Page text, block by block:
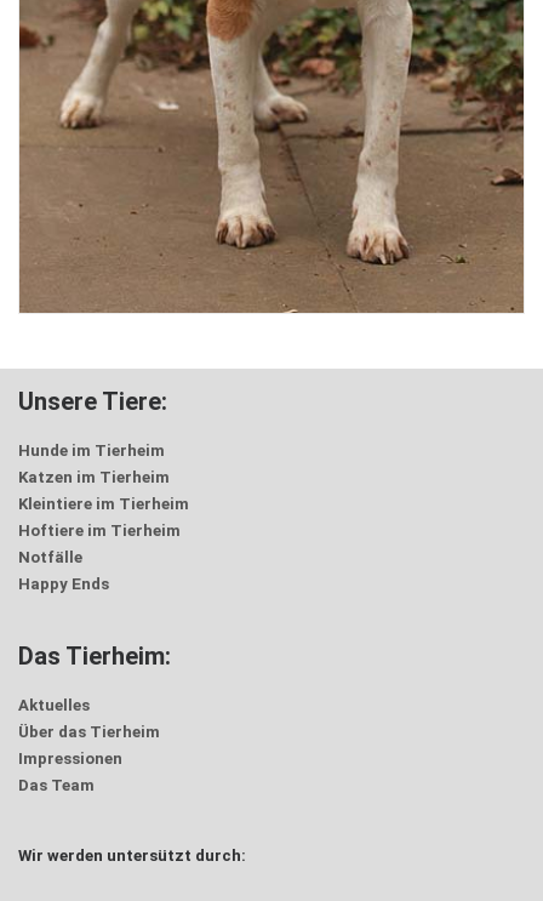
Unsere Tiere:
Hunde im Tierheim
Katzen im Tierheim
Kleintiere im Tierheim
Hoftiere im Tierheim
Notfälle
Happy Ends
Das Tierheim:
Aktuelles
Über das Tierheim
Impressionen
Das Team
Wir werden untersützt durch: